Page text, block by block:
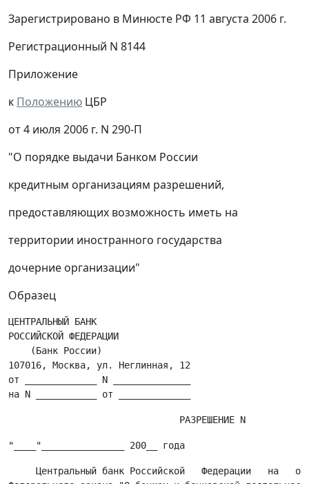
Зарегистрировано в Минюсте РФ 11 августа 2006 г.
Регистрационный N 8144
Приложение
к Положению ЦБР
от 4 июля 2006 г. N 290-П
"О порядке выдачи Банком России
кредитным организациям разрешений,
предоставляющих возможность иметь на
территории иностранного государства
дочерние организации"
Образец
ЦЕНТРАЛЬНЫЙ БАНК
РОССИЙСКОЙ ФЕДЕРАЦИИ
    (Банк России)
107016, Москва, ул. Неглинная, 12
от _____________ N ______________
Центральный банк Российской   Федерации   на